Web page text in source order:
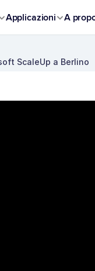
Applicazioni A
ScaleUp a Berlino